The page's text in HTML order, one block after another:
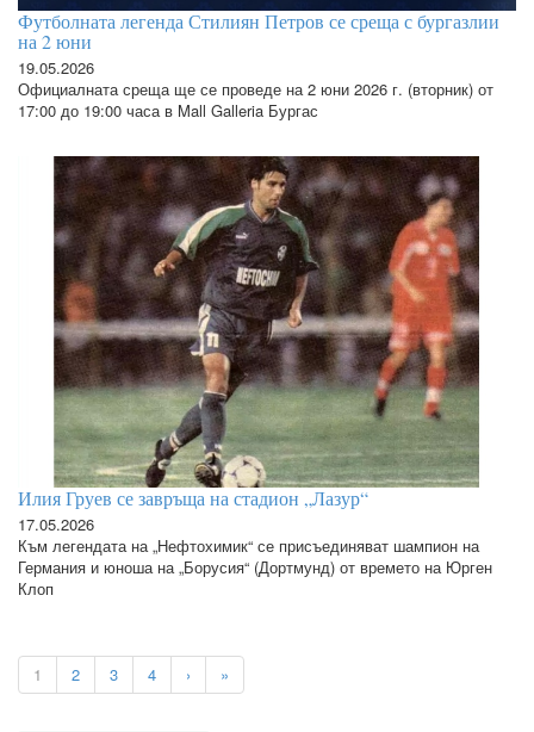
Футболната легенда Стилиян Петров се среща с бургазлии
на 2 юни
19.05.2026
Официалната среща ще се проведе на 2 юни 2026 г. (вторник) от
17:00 до 19:00 часа в Mall Galleria Бургас
Илия Груев се завръща на стадион „Лазур“
17.05.2026
Към легендата на „Нефтохимик“ се присъединяват шампион на
Германия и юноша на „Борусия“ (Дортмунд) от времето на Юрген
Клоп
1 2 3 4 › »